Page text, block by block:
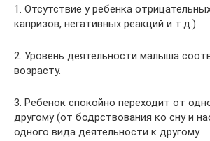
1. Отсутствие у ребенка
капризов, негативных реакций и т.д.).
2. Уровень деятельности малыша
возрасту.
3. Ребенок спокойно переходит от
другому (от бодрствования ко сну и
одного вида деятельности к другому.